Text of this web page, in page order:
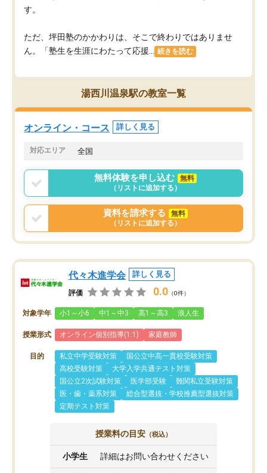
す。
ただ、坪田塾のかかわりは、そこで終わりではありませ
ん。「塾生を生涯にわたって応援...
続きを読む
湯西川温泉駅の教室一覧
オンライン・コース 詳しく見る
対応エリア 全国
無料体験を申し込む
無料
（リストに追加する）
資料を請求する
無料
（リストに追加する）
代々木進学会 詳しく見る
評価 0.0 （0件）
対象学年 小1～小6 中1～中3 高1～高3 浪人生
授業形式 オンライン個別指導(1:1) 家庭教師
目的 私立中学受験対策
国公立中高一貫校受験対策
高校受験対策
大学入学共通テスト対策
国公立2次試験対策
医学部受験
難関私立受験対策
医・歯・薬系対策
総合型選抜・学校推薦型選抜対策
定期テスト対策
授業料の目安 （税込）
小学生 詳細はお問い合わせください